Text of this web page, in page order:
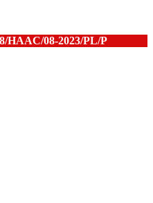
HAAC/08-2023/PL/P